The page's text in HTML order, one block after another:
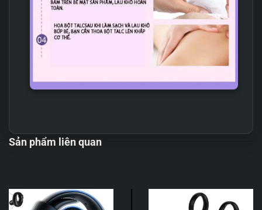
Sản phẩm liên quan